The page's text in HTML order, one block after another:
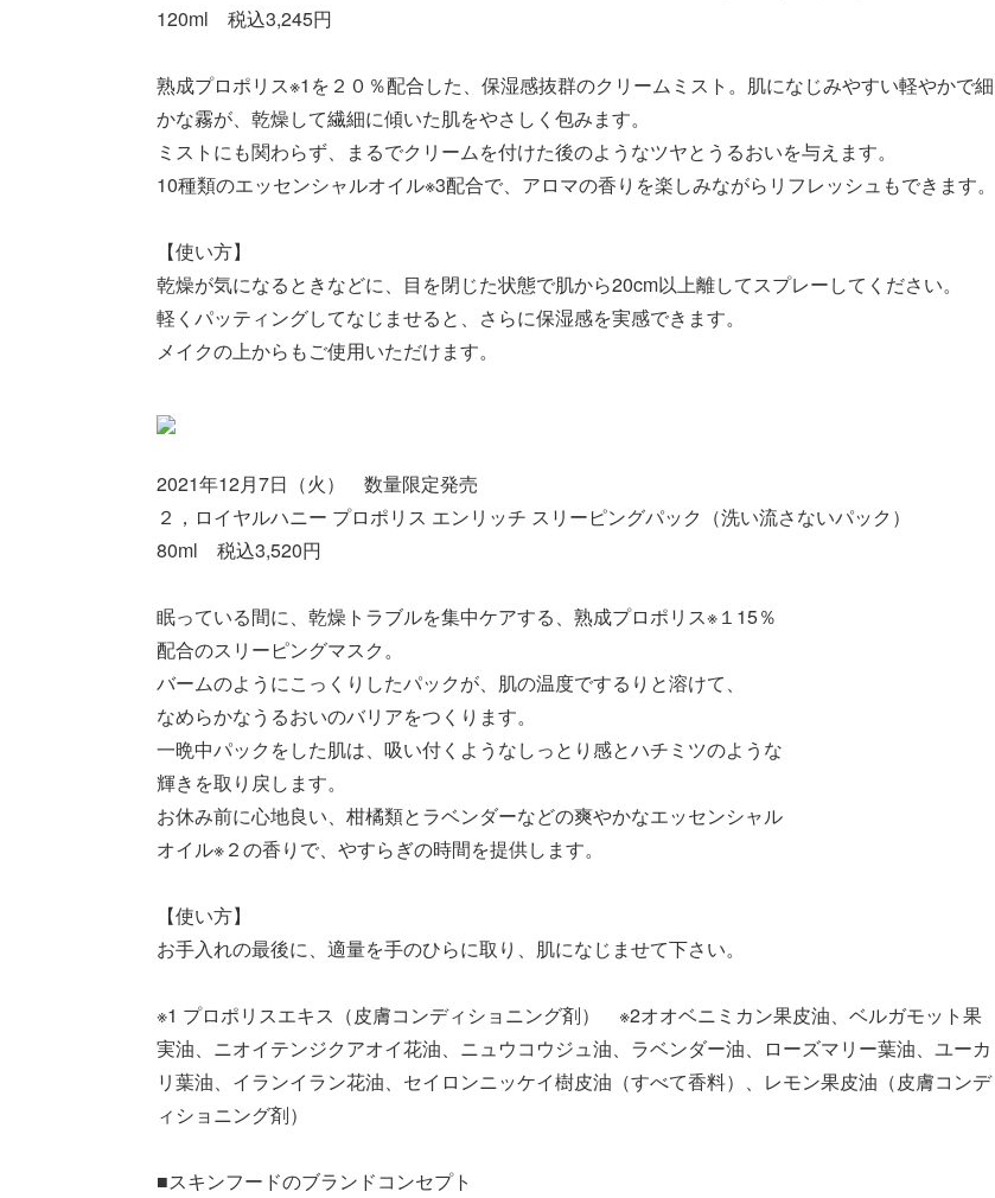
120ml 税込3,245円
熟成プロポリス※1を２０％配合した、保湿感抜群のクリームミスト。肌になじみやすい軽やかで細
かな霧が、乾燥して繊細に傾いた肌をやさしく包みます。
ミストにも関わらず、まるでクリームを付けた後のようなツヤとうるおいを与えます。
10種類のエッセンシャルオイル※3配合で、アロマの香りを楽しみながらリフレッシュもできます。
【使い方】
乾燥が気になるときなどに、目を閉じた状態で肌から20cm以上離してスプレーしてください。
軽くパッティングしてなじませると、さらに保湿感を実感できます。
メイクの上からもご使用いただけます。
2021年12月7日（火） 数量限定発売
２，ロイヤルハニー プロポリス エンリッチ スリーピングパック（洗い流さないパック）
80ml 税込3,520円
眠っている間に、乾燥トラブルを集中ケアする、熟成プロポリス※１15％
配合のスリーピングマスク。
バームのようにこっくりしたパックが、肌の温度でするりと溶けて、
なめらかなうるおいのバリアをつくります。
一晩中パックをした肌は、吸い付くようなしっとり感とハチミツのような
輝きを取り戻します。
お休み前に心地良い、柑橘類とラベンダーなどの爽やかなエッセンシャル
オイル※２の香りで、やすらぎの時間を提供します。
【使い方】
お手入れの最後に、適量を手のひらに取り、肌になじませて下さい。
※1 プロポリスエキス（皮膚コンディショニング剤） ※2オオベニミカン果皮油、ベルガモット果
実油、ニオイテンジクアオイ花油、ニュウコウジュ油、ラベンダー油、ローズマリー葉油、ユーカ
リ葉油、イランイラン花油、セイロンニッケイ樹皮油（すべて香料）、レモン果皮油（皮膚コンデ
ィショニング剤）
■スキンフードのブランドコンセプト